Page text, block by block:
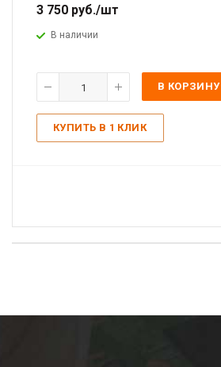
3 750 руб./шт
В наличии
В КОРЗИНУ
КУПИТЬ В 1 КЛИК